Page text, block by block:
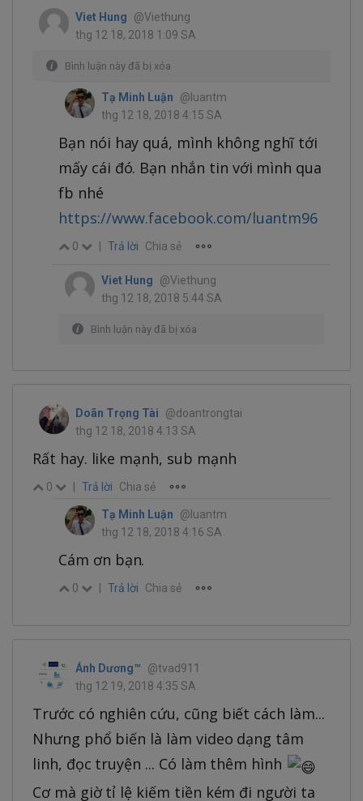
Viet Hung
@Viethung
thg 12 18, 2018 1:09 SA
Bình luận này đã bị xóa
Tạ Minh Luận
@luantm
thg 12 18, 2018 4:15 SA
Bạn nói hay quá, mình không nghĩ tới
mấy cái đó. Bạn nhắn tin với mình qua
fb nhé
https://www.facebook.com/luantm96
0 Trả lời Chia sẻ
Viet Hung
@Viethung
thg 12 18, 2018 5:44 SA
Bình luận này đã bị xóa
Doãn Trọng Tài
@doantrongtai
thg 12 18, 2018 4:13 SA
Rất hay. like mạnh, sub mạnh
0 Trả lời Chia sẻ
Tạ Minh Luận
@luantm
thg 12 18, 2018 4:16 SA
Cám ơn bạn.
0 Trả lời Chia sẻ
Ánh Dương™
@tvad911
thg 12 19, 2018 4:35 SA
Trước có nghiên cứu, cũng biết cách làm...
Nhưng phổ biến là làm video dạng tâm
linh, đọc truyện ... Có làm thêm hình
Cơ mà giờ tỉ lệ kiếm tiền kém đi người ta